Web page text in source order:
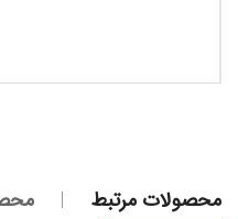
محصولات مرتبط